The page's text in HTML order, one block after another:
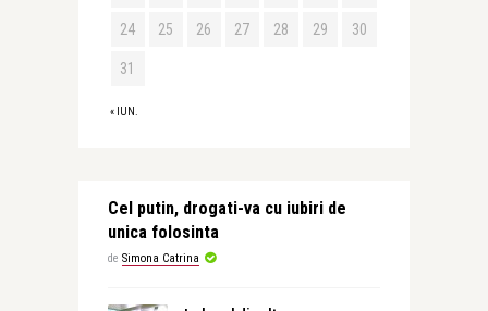
« IUN.
24 25 26 27 28 29 30
31
Cel putin, drogati-va cu iubiri de
unica folosinta
de Simona Catrina